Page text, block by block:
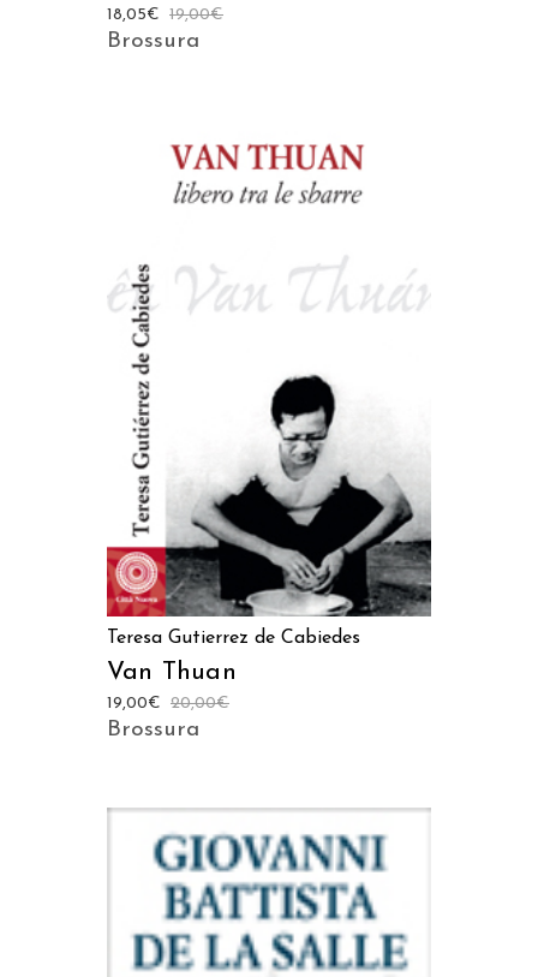
19,00€
18,05€
Brossura
Teresa Gutierrez de Cabiedes
Van Thuan
20,00€
19,00€
Brossura